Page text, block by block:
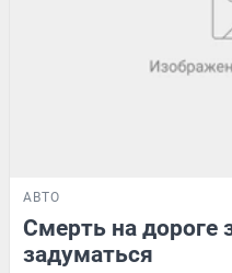
АВТО
Смерть на дороге
задуматься